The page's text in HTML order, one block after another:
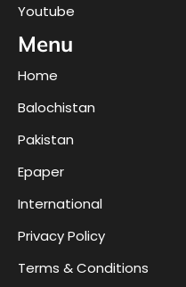
Youtube
Menu
Home
Balochistan
Pakistan
Epaper
International
Privacy Policy
Terms & Conditions